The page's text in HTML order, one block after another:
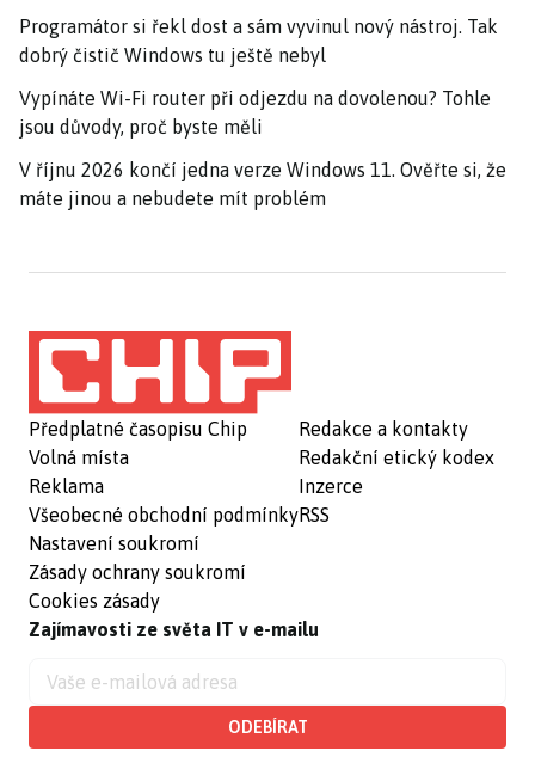
Programátor si řekl dost a sám vyvinul nový nástroj. Tak
dobrý čistič Windows tu ještě nebyl
Vypínáte Wi-Fi router při odjezdu na dovolenou? Tohle
jsou důvody, proč byste měli
V říjnu 2026 končí jedna verze Windows 11. Ověřte si, že
máte jinou a nebudete mít problém
Předplatné časopisu Chip
Volná místa
Reklama
Všeobecné obchodní podmínky
Nastavení soukromí
Zásady ochrany soukromí
Cookies zásady
Redakce a kontakty
Redakční etický kodex
Inzerce
RSS
Zajímavosti ze světa IT v e-mailu
ODEBÍRAT